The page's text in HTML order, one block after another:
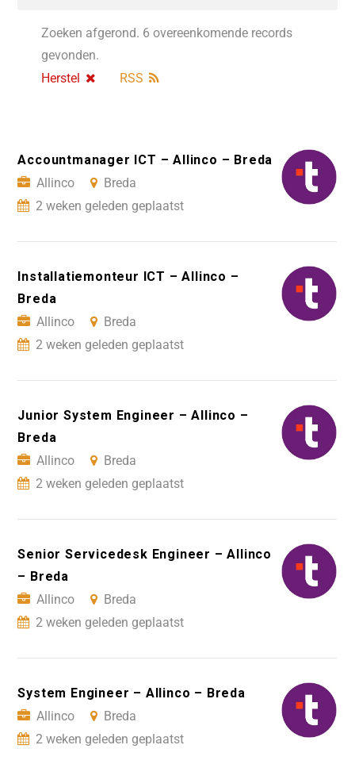
Zoeken afgerond. 6 overeenkomende records
gevonden.
Herstel
RSS
Accountmanager ICT – Allinco – Breda
Allinco
Breda
2 weken geleden geplaatst
Installatiemonteur ICT – Allinco –
Breda
Allinco
Breda
2 weken geleden geplaatst
Junior System Engineer – Allinco –
Breda
Allinco
Breda
2 weken geleden geplaatst
Senior Servicedesk Engineer – Allinco
– Breda
Allinco
Breda
2 weken geleden geplaatst
System Engineer – Allinco – Breda
Allinco
Breda
2 weken geleden geplaatst